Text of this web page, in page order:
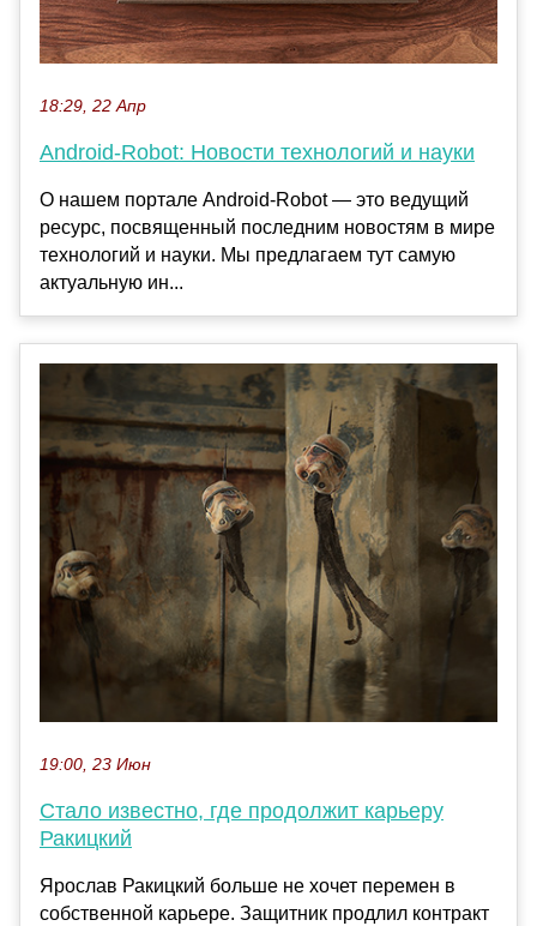
18:29, 22 Апр
Android-Robot: Новости технологий и науки
О нашем портале Android-Robot — это ведущий
ресурс, посвященный последним новостям в мире
технологий и науки. Мы предлагаем тут самую
актуальную ин...
19:00, 23 Июн
Стало известно, где продолжит карьеру
Ракицкий
Ярослав Ракицкий больше не хочет перемен в
собственной карьере. Защитник продлил контракт